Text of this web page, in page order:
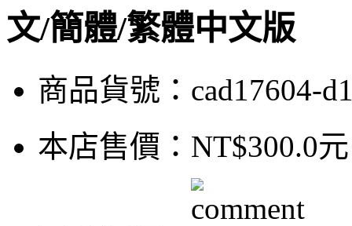
文/簡體/繁體中文版
商品貨號：cad17604-
本店售價： NT$300.0元